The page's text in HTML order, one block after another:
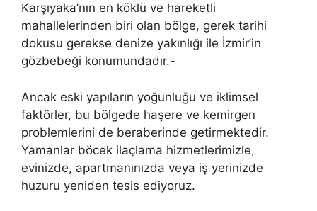
Karşıyaka’nın en köklü ve hareketli
mahallelerinden biri olan bölge, gerek tarihi
dokusu gerekse denize yakınlığı ile İzmir’in
gözbebeği konumundadır.-
Ancak eski yapıların yoğunluğu ve iklimsel
faktörler, bu bölgede haşere ve kemirgen
problemlerini de beraberinde getirmektedir.
Yamanlar böcek ilaçlama hizmetlerimizle,
evinizde, apartmanınızda veya iş yerinizde
huzuru yeniden tesis ediyoruz.